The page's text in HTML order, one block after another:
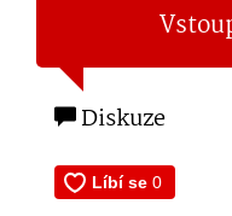
Diskuze